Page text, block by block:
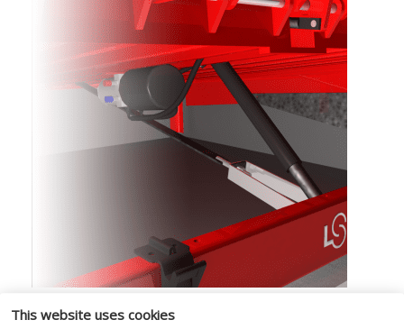
This website uses cookies